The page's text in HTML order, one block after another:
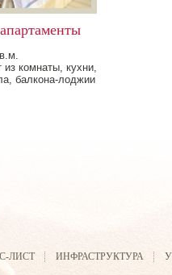
из комнаты, кухни,
балкона-лоджии
ЛИСТ ИНФРАСТРУКТУРА